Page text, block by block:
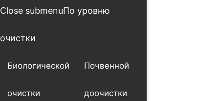
Close submenuПо уровню
очистки
Биологической
очистки
Почвенной
доочистки